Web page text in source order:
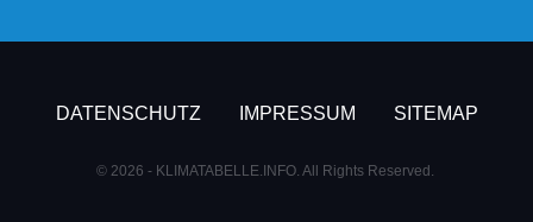
DATENSCHUTZ IMPRESSUM SITEMAP
© 2026 - KLIMATABELLE.INFO. All Rights Reserved.